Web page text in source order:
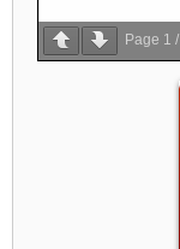
Page 1 /